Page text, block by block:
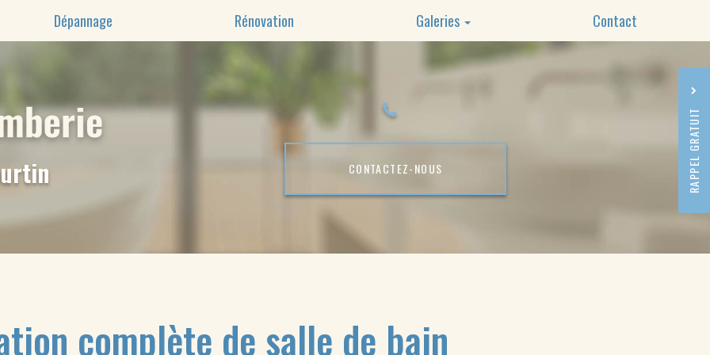
Dépannage Rénovation Galeries
Rénovation
Contact
CONTACTEZ-NOUS
complète de salle de bain
RAPPEL GRATUIT